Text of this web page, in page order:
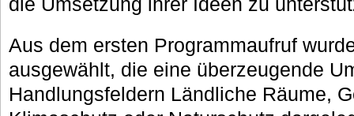
Aus dem ersten Programmaufruf
ausgewählt, die eine überzeugende
Handlungsfeldern Ländliche Räume,